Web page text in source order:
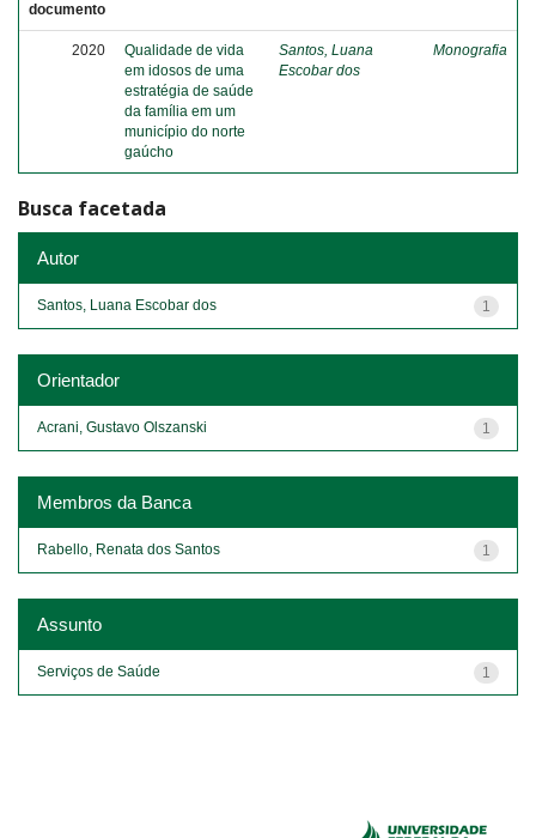
documento
2020
Qualidade de vida
em idosos de uma
estratégia de saúde
da família em um
município do norte
gaúcho
Santos, Luana
Escobar dos
Monografia
Busca facetada
Autor
1
Santos, Luana Escobar dos
Orientador
1
Acrani, Gustavo Olszanski
Membros da Banca
1
Rabello, Renata dos Santos
Assunto
1
Serviços de Saúde